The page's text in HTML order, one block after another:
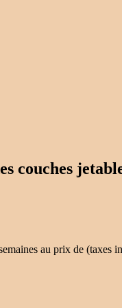
couches
au prix de (taxes